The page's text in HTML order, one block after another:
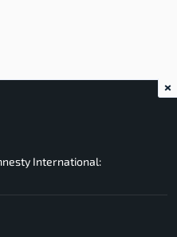
International:
×